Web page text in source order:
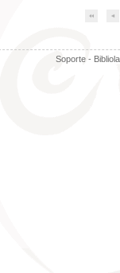
Soporte -